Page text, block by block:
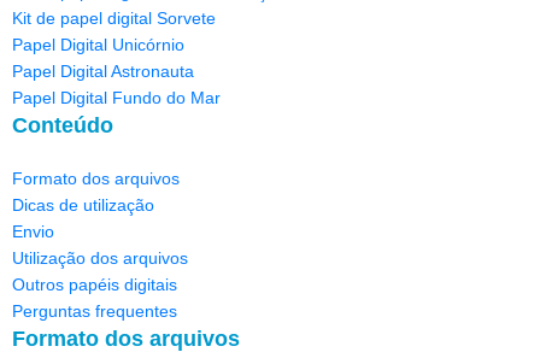
Kit de papel digital Sorvete
Papel Digital Unicórnio
Papel Digital Astronauta
Papel Digital Fundo do Mar
Conteúdo
Formato dos arquivos
Dicas de utilização
Envio
Utilização dos arquivos
Outros papéis digitais
Perguntas frequentes
Formato dos arquivos